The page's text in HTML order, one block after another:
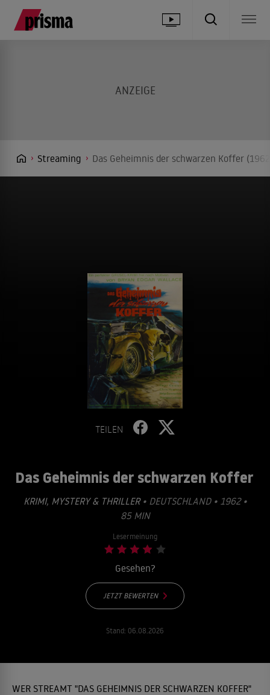
Streaming Das Geheimnis der schwarzen Koffer
TEILEN
Das Geheimnis der schwarzen Koffer
KRIMI, MYSTERY & THRILLER• DEUTSCHLAND • 1962 •
85 MIN
Lesermeinung
Gesehen?
JETZT BEWERTEN
Stand: 06.08.2026
WER STREAMT "DAS GEHEIMNIS DER SCHWARZEN KOFFER"